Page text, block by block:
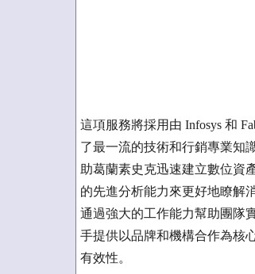
這項服務將採用由 Infosys 和
了最一流的技術和行銷專業知
助葛蘭素史克迅速建立數位資
的先進分析能力來更好地瞭解
通過強大的工作能力幫助團隊
手提供以品牌和機構合作為核
有效性。